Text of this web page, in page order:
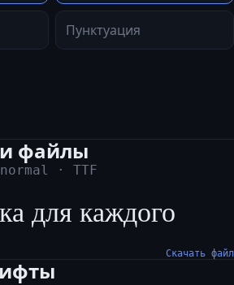
Пунктуация
файлы
normal · TTF
для каждого
Скачать файл